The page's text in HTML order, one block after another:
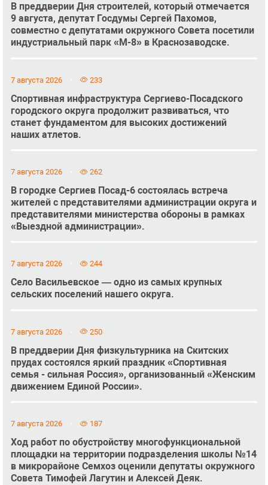
В преддверии Дня строителей, который отмечается
9 августа, депутат Госдумы Сергей Пахомов,
совместно с депутатами окружного Совета посетили
индустриальный парк «М-8» в Краснозаводске.
7 августа 2026 233
Спортивная инфраструктура Сергиево-Посадского
городского округа продолжит развиваться, что
станет фундаментом для высоких достижений
наших атлетов.
7 августа 2026 262
В городке Сергиев Посад-6 состоялась встреча
жителей с представителями администрации округа и
представителями министерства обороны в рамках
«Выездной администрации».
7 августа 2026 244
Село Васильевское — одно из самых крупных
сельских поселений нашего округа.
7 августа 2026 250
В преддверии Дня физкультурника на Скитских
прудах состоялся яркий праздник «Спортивная
семья - сильная Россия», организованный «Женским
движением Единой России».
7 августа 2026 187
Ход работ по обустройству многофункциональной
площадки на территории подразделения школы №14
в микрорайоне Семхоз оценили депутаты окружного
Совета Тимофей Лагутин и Алексей Деяк.